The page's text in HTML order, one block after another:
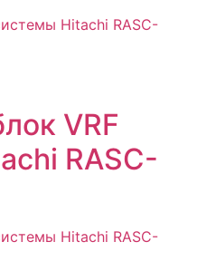
VRF
RASC-